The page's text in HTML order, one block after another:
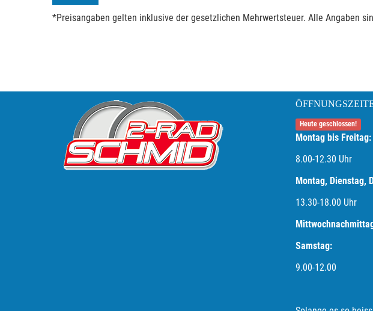
*Preisangaben gelten inklusive der gesetzlichen Mehrwertsteuer. Alle Angaben
Heute geschlossen!
Montag bis Freitag:
8.00-12.30 Uhr
Montag, Dienstag,
13.30-18.00 Uhr
Samstag:
9.00-12.00